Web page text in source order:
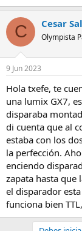
C Cesar
Olympista
9 Jun 2023
Hola txefe, te
una lumix GX7,
disparaba
di cuenta que al
estaba con los
la perfección.
enciendo
zapata hasta que
el disparador
funciona bien